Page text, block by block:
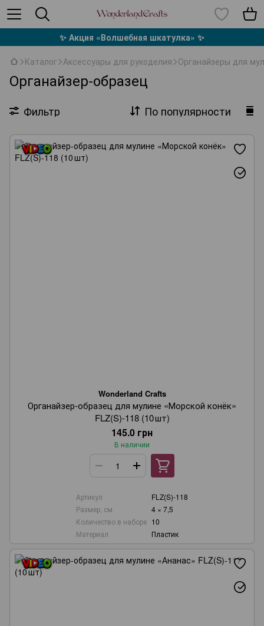
✨ Акция «Волшебная шкатулка» ✨
Каталог Аксессуары для рукоделия Органайзеры для
Органайзер‑образец
Фильтр По популярности
Wonderland Crafts
Органайзер‑образец для мулине «Морской конёк»
FLZ(S)-118 (10 шт)
145.0 грн
В наличии
Артикул
FLZ(S)-118
Размер, см
4 × 7,5
Количество в наборе 10
Материал
Пластик